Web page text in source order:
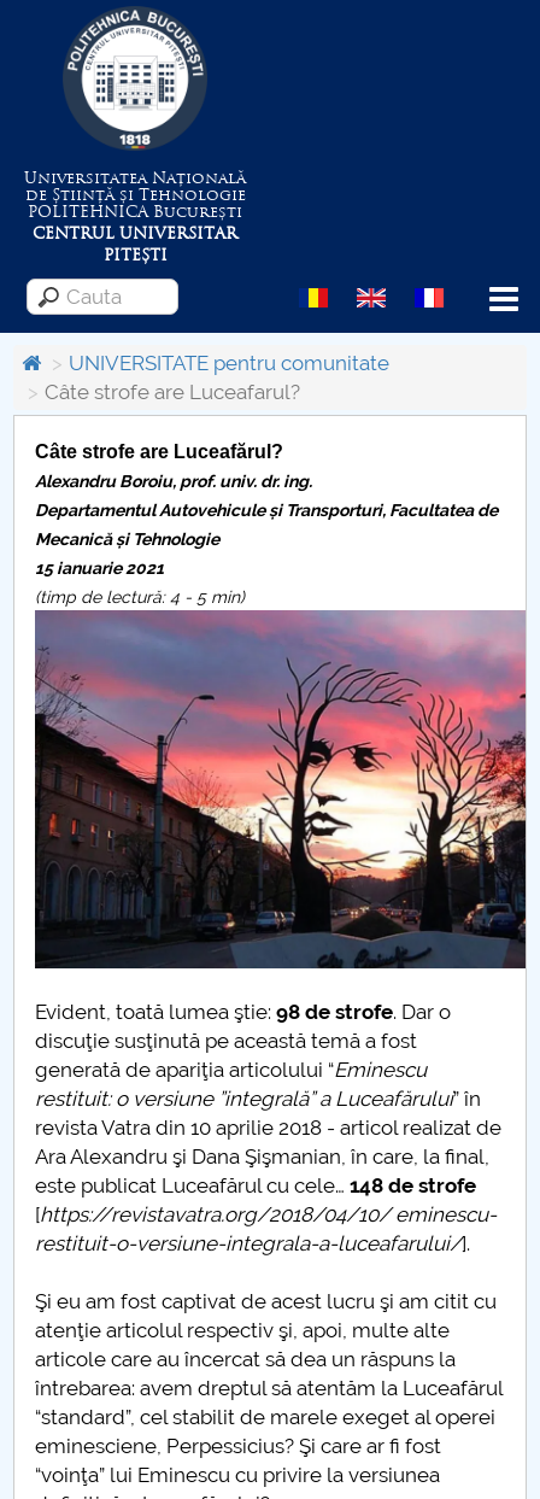
Universitatea Națională
de Știință și Tehnologie
POLITEHNICABucurești
CENTRUL UNIVERSITAR
PITEȘTI
Menu
Despre Universitate
Centrul de Management al Proiectelor
Consiliul de Administratie
Nr. de telefon si adrese Facultăți
Admitere
Români de pretutindeni - ADMITERE
Senat
Facultăți
Studenți
Ghiduri pentru STUDENȚI
Relații Publice
Relații Internaționale
PNRR
Proiect PRIM STUD
Proiect SU-ETIC
Protecția datelor personale
UNIVERSITATE pentru comunitate
IOSUD/CSUD-Doctorate
Comisie de etica unversitară
UNIVERSITATE pentru comunitate
Câte strofe are Luceafarul?
Câte strofe are Luceafărul?
Alexandru Boroiu, prof. univ. dr. ing.
Departamentul Autovehicule și Transporturi, Facultatea de
Mecanică și Tehnologie
15 ianuarie 2021
(timp de lectură: 4 - 5 min)
Evident, toată lumea ştie:98 de strofe. Dar o
discuţie susţinută pe această temă a fost
generată de apariţia articolului “Eminescu
restituit: o versiune ”integrală” a Luceafărului” ȋn
revista Vatra din 10 aprilie 2018 - articol realizat de
Ara Alexandru şi Dana Şişmanian, ȋn care, la final,
este publicat Luceafărul cu cele…148 de strofe
[https://revistavatra.org/2018/04/10/ eminescu-
restituit-o-versiune-integrala-a-luceafarului/].
Şi eu am fost captivat de acest lucru şi am citit cu
atenţie articolul respectiv şi, apoi, multe alte
articole care au ȋncercat să dea un răspuns la
ȋntrebarea: avem dreptul să atentăm la Luceafărul
“standard”, cel stabilit de marele exeget al operei
eminesciene, Perpessicius? Şi care ar fi fost
“voinţa” lui Eminescu cu privire la versiunea